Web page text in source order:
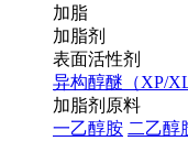
加脂
加脂剂
表面活性剂
异构醇醚（XP/
加脂剂原料
一乙醇胺 二乙醇